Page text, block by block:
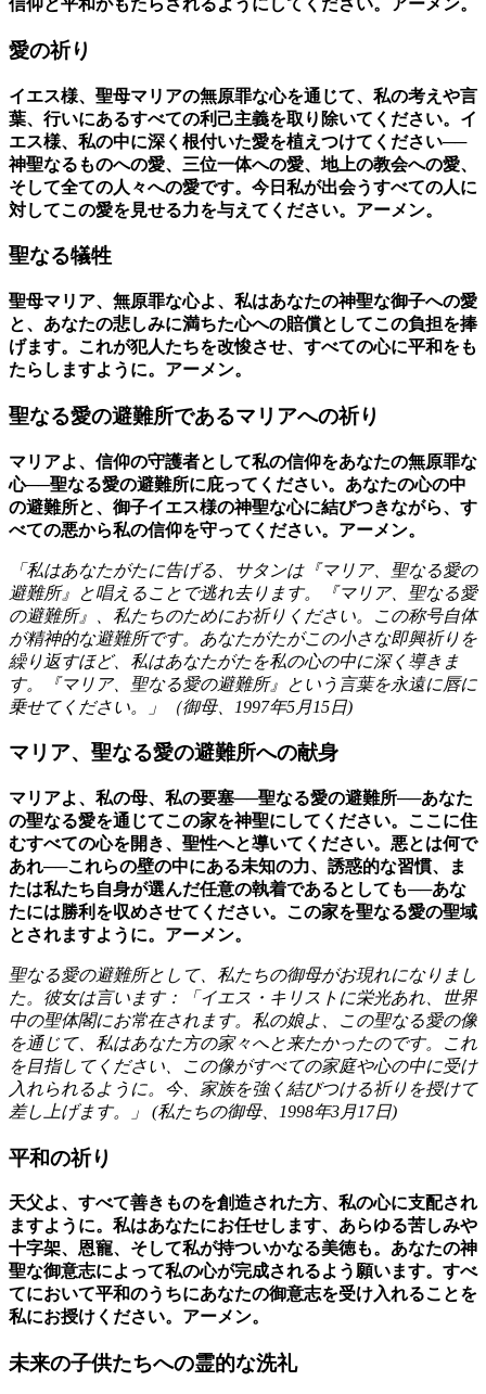
信仰と平和がもたらされるようにしてください。アーメン。
愛の祈り
イエス様、聖母マリアの無原罪な心を通じて、私の考えや言
葉、行いにあるすべての利己主義を取り除いてください。イ
エス様、私の中に深く根付いた愛を植えつけてください──
神聖なるものへの愛、三位一体への愛、地上の教会への愛、
そして全ての人々への愛です。今日私が出会うすべての人に
対してこの愛を見せる力を与えてください。アーメン。
聖なる犠牲
聖母マリア、無原罪な心よ、私はあなたの神聖な御子への愛
と、あなたの悲しみに満ちた心への賠償としてこの負担を捧
げます。これが犯人たちを改悛させ、すべての心に平和をも
たらしますように。アーメン。
聖なる愛の避難所であるマリアへの祈り
マリアよ、信仰の守護者として私の信仰をあなたの無原罪な
心──聖なる愛の避難所に庇ってください。あなたの心の中
の避難所と、御子イエス様の神聖な心に結びつきながら、す
べての悪から私の信仰を守ってください。アーメン。
「私はあなたがたに告げる、サタンは『マリア、聖なる愛の
避難所』と唱えることで逃れ去ります。『マリア、聖なる愛
の避難所』、私たちのためにお祈りください。この称号自体
が精神的な避難所です。あなたがたがこの小さな即興祈りを
繰り返すほど、私はあなたがたを私の心の中に深く導きま
す。『マリア、聖なる愛の避難所』という言葉を永遠に唇に
乗せてください。」（御母、 1997年5月15日)
マリア、聖なる愛の避難所への献身
マリアよ、私の母、私の要塞──聖なる愛の避難所──あなた
の聖なる愛を通じてこの家を神聖にしてください。ここに住
むすべての心を開き、聖性へと導いてください。悪とは何で
あれ──これらの壁の中にある未知の力、誘惑的な習慣、ま
たは私たち自身が選んだ任意の執着であるとしても──あな
たには勝利を収めさせてください。この家を聖なる愛の聖域
とされますように。アーメン。
聖なる愛の避難所として、私たちの御母がお現れになりまし
た。彼女は言います：「イエス・キリストに栄光あれ、世界
中の聖体閣にお常在されます。私の娘よ、この聖なる愛の像
を通じて、私はあなた方の家々へと来たかったのです。これ
を目指してください、この像がすべての家庭や心の中に受け
入れられるように。今、家族を強く結びつける祈りを授けて
差し上げます。」 (私たちの御母、 1998年3月17日)
平和の祈り
天父よ、すべて善きものを創造された方、私の心に支配され
ますように。私はあなたにお任せします、あらゆる苦しみや
十字架、恩寵、そして私が持ついかなる美徳も。あなたの神
聖な御意志によって私の心が完成されるよう願います。すべ
てにおいて平和のうちにあなたの御意志を受け入れることを
私にお授けください。アーメン。
未来の子供たちへの霊的な洗礼